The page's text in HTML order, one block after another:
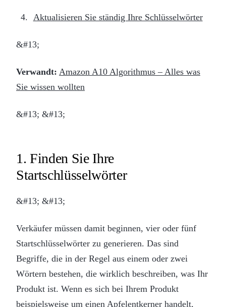
Aktualisieren Sie ständig Ihre Schlüsselwörter
&#13;
Verwandt: Amazon A10 Algorithmus – Alles was
Sie wissen wollten
&#13; &#13;
1. Finden Sie Ihre
Startschlüsselwörter
&#13; &#13;
Verkäufer müssen damit beginnen, vier oder fünf
Startschlüsselwörter zu generieren. Das sind
Begriffe, die in der Regel aus einem oder zwei
Wörtern bestehen, die wirklich beschreiben, was Ihr
Produkt ist. Wenn es sich bei Ihrem Produkt
beispielsweise um einen Apfelentkerner handelt,